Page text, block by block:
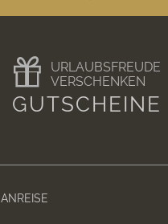
URLAUBSFREUDE
VERSCHENKEN
GUTSCHEINE
ANREISE